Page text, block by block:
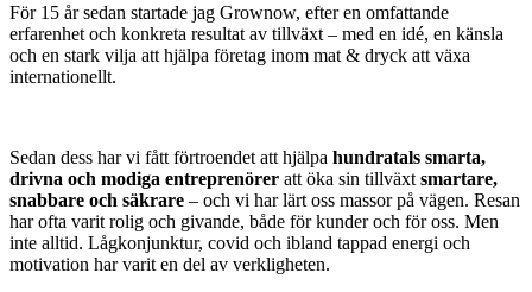
För 15 år sedan startade jag Grownow, efter en omfattande
erfarenhet och konkreta resultat av tillväxt – med en idé, en känsla
och en stark vilja att hjälpa företag inom mat & dryck att växa
internationellt.
Sedan dess har vi fått förtroendet att hjälpa hundratals smarta,
drivna och modiga entreprenörer att öka sin tillväxt smartare,
snabbare och säkrare – och vi har lärt oss massor på vägen. Resan
har ofta varit rolig och givande, både för kunder och för oss. Men
inte alltid. Lågkonjunktur, covid och ibland tappad energi och
motivation har varit en del av verkligheten.